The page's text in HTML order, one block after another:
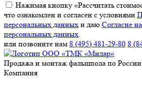
Нажимая кнопку «Рассчитать
что ознакомлен и согласен с условиями
персональных данных и даю Согласие
персональных данных.
или позвоните нам 8 (495) 481-29-80 8
Продажа и монтаж фальшпола по России
Компания